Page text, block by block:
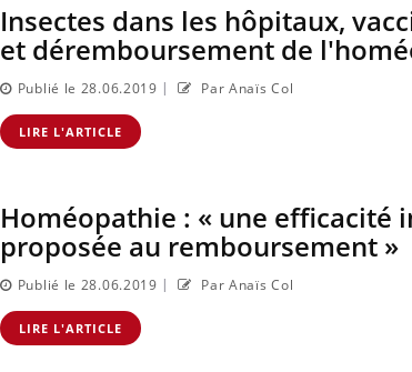
Insectes dans les hôpitaux,
et déremboursement de
Publié le 28.06.2019 | Par Anaïs Col
LIRE L'ARTICLE
Homéopathie : « une efficacité
proposée au remboursement »
Publié le 28.06.2019 | Par Anaïs Col
LIRE L'ARTICLE